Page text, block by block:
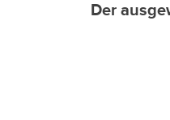
Der